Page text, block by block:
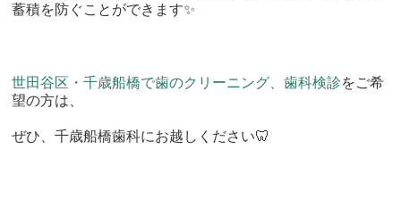
蓄積を防ぐことができます✨
世田谷区・千歳船橋で歯のクリーニング、歯科検診をご希
望の方は、
ぜひ、千歳船橋歯科にお越しください🦷